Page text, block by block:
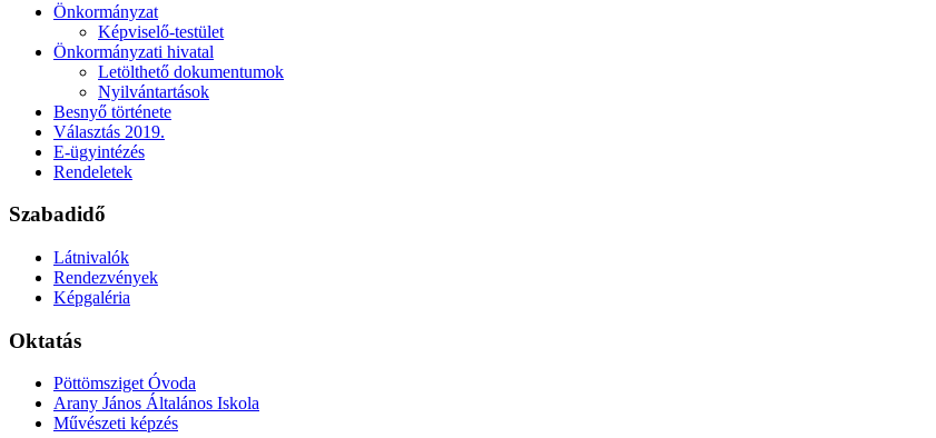
Önkormányzat
Képviselő-testület
Önkormányzati hivatal
Letölthető dokumentumok
Nyilvántartások
Besnyő története
Választás 2019.
E-ügyintézés
Rendeletek
Szabadidő
Látnivalók
Rendezvények
Képgaléria
Oktatás
Pöttömsziget Óvoda
Arany János Általános Iskola
Művészeti képzés